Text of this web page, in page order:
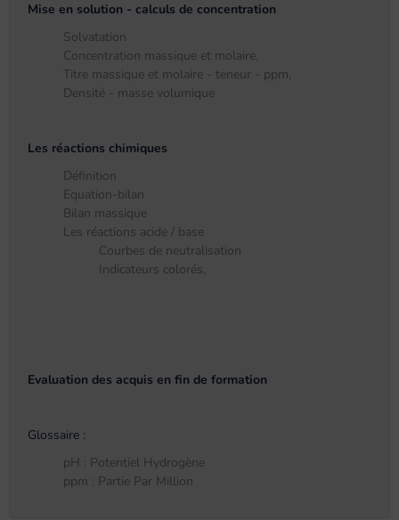
Mise en solution - calculs de concentration
Solvatation
Concentration massique et molaire,
Titre massique et molaire - teneur - ppm,
Densité - masse volumique
Les réactions chimiques
Définition
Equation-bilan
Bilan massique
Les réactions acide / base
Courbes de neutralisation
Indicateurs colorés,
Evaluation des acquis en fin de formation
Glossaire :
pH : Potentiel Hydrogène
ppm : Partie Par Million